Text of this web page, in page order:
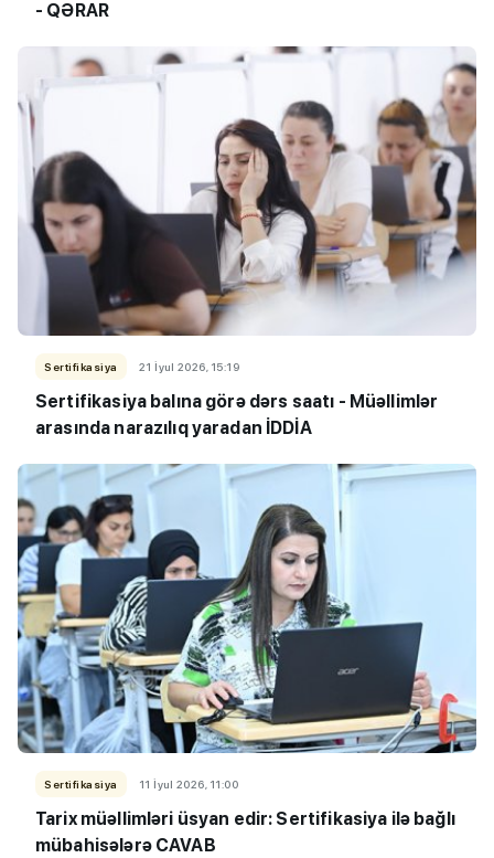
- QƏRAR
Sertifikasiya 21 İyul 2026, 15:19
Sertifikasiya balına görə dərs saatı - Müəllimlər
arasında narazılıq yaradan İDDİA
Sertifikasiya 11 İyul 2026, 11:00
Tarix müəllimləri üsyan edir: Sertifikasiya ilə bağlı
mübahisələrə CAVAB